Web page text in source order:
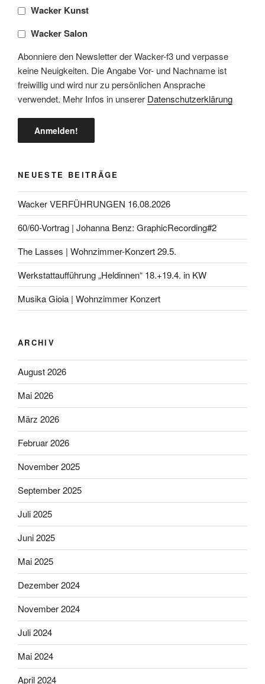
Wacker Kunst
Wacker Salon
Abonniere den Newsletter der Wacker-f3 und verpasse
keine Neuigkeiten. Die Angabe Vor- und Nachname ist
freiwillig und wird nur zu persönlichen Ansprache
verwendet. Mehr Infos in unserer Datenschutzerklärung
NEUESTE BEITRÄGE
Wacker VERFÜHRUNGEN 16.08.2026
60/60-Vortrag | Johanna Benz: GraphicRecording#2
The Lasses | Wohnzimmer-Konzert 29.5.
Werkstattaufführung „Heldinnen“ 18.+19.4. in KW
Musika Gioia | Wohnzimmer Konzert
ARCHIV
August 2026
Mai 2026
März 2026
Februar 2026
November 2025
September 2025
Juli 2025
Juni 2025
Mai 2025
Dezember 2024
November 2024
Juli 2024
Mai 2024
April 2024